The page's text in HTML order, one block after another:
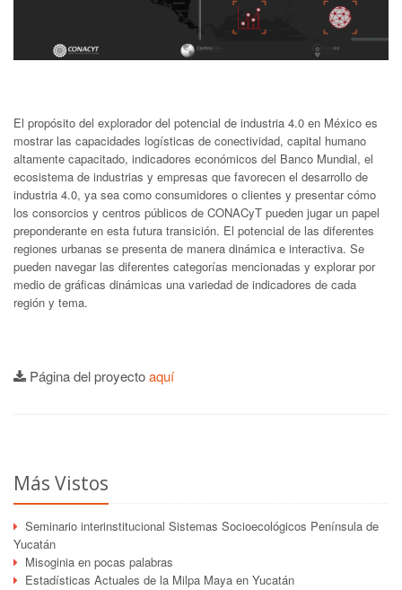
El propósito del explorador del potencial de industria 4.0 en México es
mostrar las capacidades logísticas de conectividad, capital humano
altamente capacitado, indicadores económicos del Banco Mundial, el
ecosistema de industrias y empresas que favorecen el desarrollo de
industria 4.0, ya sea como consumidores o clientes y presentar cómo
los consorcios y centros públicos de CONACyT pueden jugar un papel
preponderante en esta futura transición. El potencial de las diferentes
regiones urbanas se presenta de manera dinámica e interactiva. Se
pueden navegar las diferentes categorías mencionadas y explorar por
medio de gráficas dinámicas una variedad de indicadores de cada
región y tema.
Página del proyectoaquí
Más Vistos
Seminario interinstitucional Sistemas Socioecológicos Península de
Yucatán
Misoginia en pocas palabras
Estadísticas Actuales de la Milpa Maya en Yucatán